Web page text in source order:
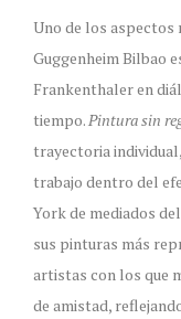
Uno de los aspectos
Guggenheim Bilbao
Frankenthaler en
tiempo.Pintura sin
trayectoria
trabajo dentro del
York de mediados
sus pinturas más
artistas con los que
de amistad,